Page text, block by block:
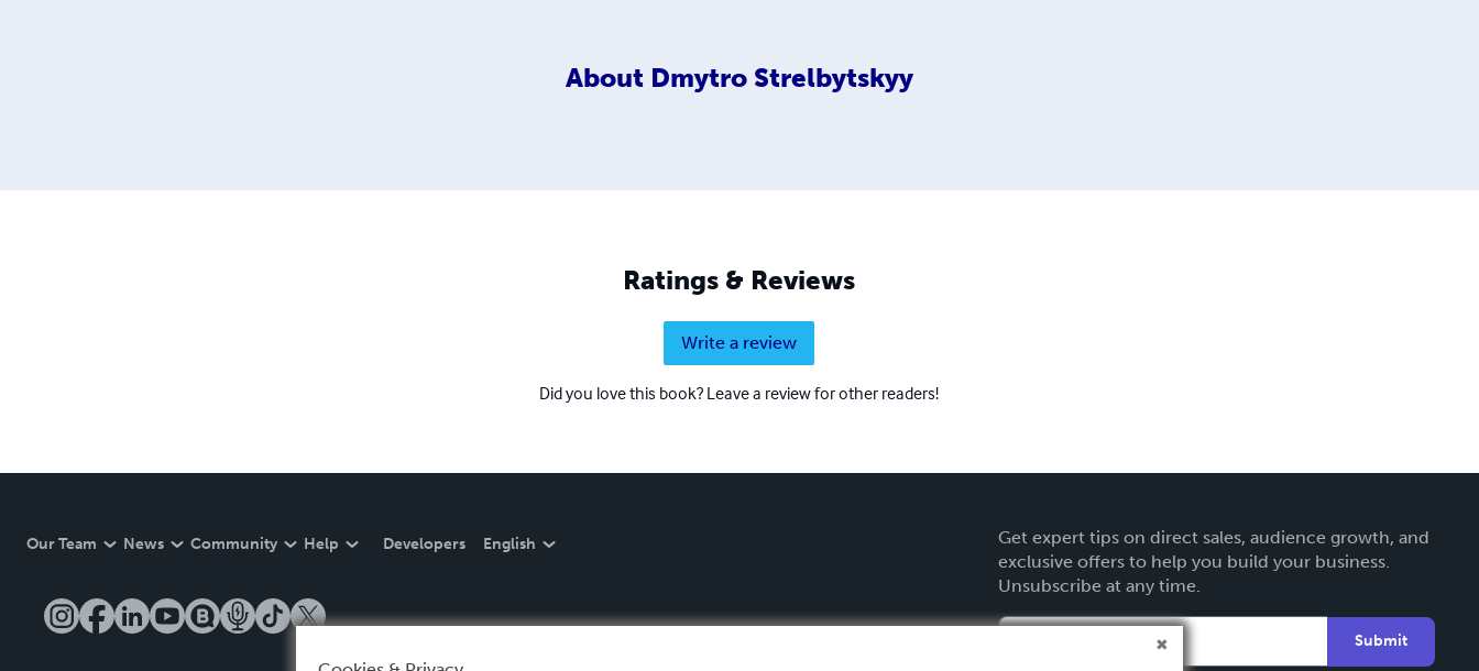
About Dmytro Strelbytskyy
Ratings & Reviews
Write a review
Did you love this book? Leave a review for other readers!
Our Team News Community Help Developers English
Get expert tips on direct sales, audience growth, and
exclusive offers to help you build your business.
Unsubscribe at any time.
Submit